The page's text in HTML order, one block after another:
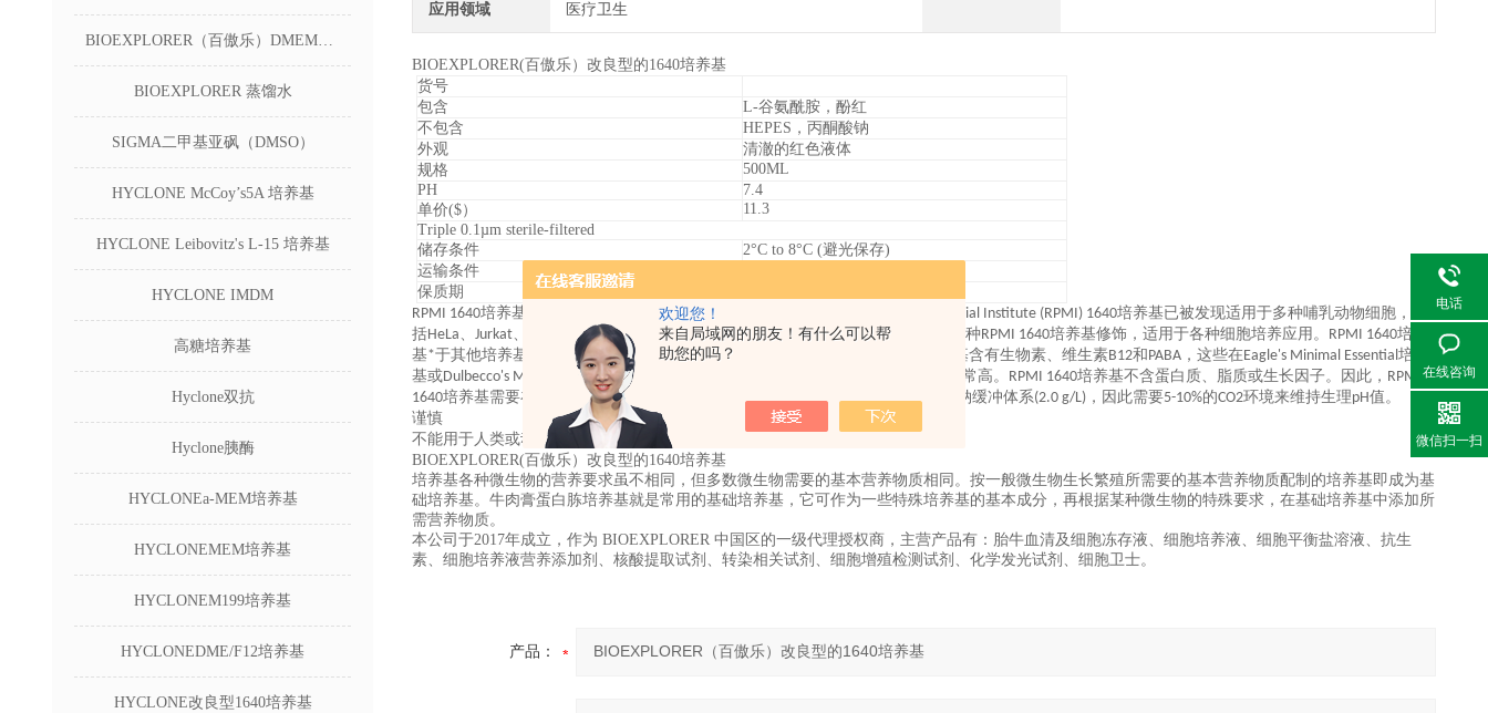
欢迎您！
来自局域网的朋友！有什么可以帮
助您的吗？
BIOEXPLORER（百傲乐）DMEM低糖培养基
BIOEXPLORER 蒸馏水
SIGMA二甲基亚砜（DMSO）
HYCLONE McCoy’s5A 培养基
HYCLONE Leibovitz's L-15 培养基
HYCLONE IMDM
高糖培养基
Hyclone双抗
Hyclone胰酶
HYCLONEa-MEM培养基
HYCLONEMEM培养基
HYCLONEM199培养基
HYCLONEDME/F12培养基
HYCLONE改良型1640培养基
应用领域 医疗卫生
BIOEXPLORER(百傲乐）改良型的1640培养基
货号
包含
L-谷氨酰胺，酚红
不包含
HEPES，丙酮酸钠
外观
清澈的红色液体
规格
500ML
PH
7.4
单价($）
11.3
Triple 0.1µm sterile-filtered
储存条件
2°C to 8°C (避光保存)
运输条件
保质期
RPMI 1640培养基初用于培养人
白血病细胞悬浮和单层
。Roswell Park Memorial Institute (RPMI) 1640培养基已被发现适用于多种哺乳动物细胞，包
括HeLa、Jurkat、MCF-7、PC12、PBMC、星形胶质细胞和癌。BIOEXPLORER®提供各种RPMI 1640培养基修饰 ，适用于各种细胞培养应用。RPMI 1640培养
基*于其他培养基，因为它含有还原剂谷胱甘肽和高浓度维生素。RPMI 1640培养基含有生物素、维生素B12和PABA，这些在Eagle's Minimal Essential培养
基或Dulbecco's Modified Eagle培养基中
。此外，维生素肌醇和胆碱的浓度非常高。RPMI 1640培养基不含蛋白质、脂质或生长因子。因此，RPMI
1640培养基需要补充，通常添加10%胎牛血清(FBS)。RPMI 1640培养基采用碳酸氢钠缓冲体系(2.0 g/L)，因此需要5-10%的CO2环境来维持生理pH值。
谨慎
不能用于人类或动物的治疗。超出预定用途的使用可能违反当地法律。
BIOEXPLORER(百傲乐）改良型的1640培养基
培养基各种微生物的营养要求虽不相同，但多数微生物需要的基本营养物质相同。按一般微生物生长繁殖所需要的基本营养物质配制的培养基即成为基
础培养基。牛肉膏蛋白胨培养基就是常用的基础培养基，它可作为一些特殊培养基的基本成分，再根据某种微生物的特殊要求，在基础培养基中添加所
需营养物质。
本公司于2017年成立，作为 BIOEXPLORER 中国区的一级代理授权商，主营产品有：胎牛血清及细胞冻存液、细胞培养液、细胞平衡盐溶液、抗生
素、细胞培养液营养添加剂、核酸提取试剂、转染相关试剂、细胞增殖检测试剂、化学发光试剂、细胞卫士。
产品：
电话
在线咨询
微信扫一扫